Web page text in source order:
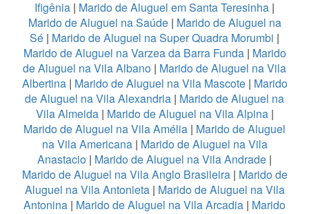
Ifigênia | Marido de Aluguel em Santa Teresinha |
Marido de Aluguel na Saúde| Marido de Aluguel na
Sé | Marido de Aluguel na Super Quadra Morumbi |
Marido de Aluguel na Varzea da Barra Funda| Marido
de Aluguel na Vila Albano | Marido de Aluguel na Vila
Albertina| Marido de Aluguel na Vila Mascote| Marido
de Aluguel na Vila Alexandria | Marido de Aluguel na
Vila Almeida | Marido de Aluguel na Vila Alpina |
Marido de Aluguel na Vila Amélia | Marido de Aluguel
na Vila Americana| Marido de Aluguel na Vila
Anastacio | Marido de Aluguel na Vila Andrade |
Marido de Aluguel na Vila Anglo Brasileira| Marido de
Aluguel na Vila Antonieta| Marido de Aluguel na Vila
Antonina | Marido de Aluguel na Vila Arcadia | Marido